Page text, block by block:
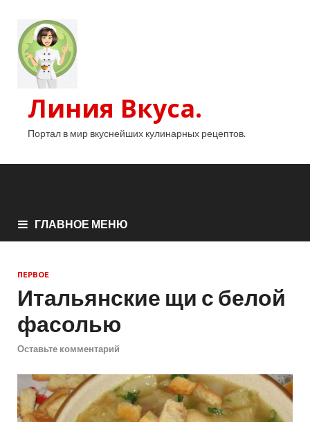
Линия Вкуса.
Портал в мир вкуснейших кулинарных рецептов.
ГЛАВНОЕ МЕНЮ
ПЕРВОЕ
Итальянские щи с белой
фасолью
Оставьте комментарий